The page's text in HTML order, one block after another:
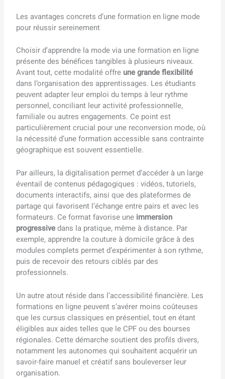
Les avantages concrets d’une formation en ligne mode
pour réussir sereinement
Choisir d’apprendre la mode via une formation en ligne
présente des bénéfices tangibles à plusieurs niveaux.
Avant tout, cette modalité offre une grande flexibilité
dans l’organisation des apprentissages. Les étudiants
peuvent adapter leur emploi du temps à leur rythme
personnel, conciliant leur activité professionnelle,
familiale ou autres engagements. Ce point est
particulièrement crucial pour une reconversion mode, où
la nécessité d’une formation accessible sans contrainte
géographique est souvent essentielle.
Par ailleurs, la digitalisation permet d’accéder à un large
éventail de contenus pédagogiques : vidéos, tutoriels,
documents interactifs, ainsi que des plateformes de
partage qui favorisent l’échange entre pairs et avec les
formateurs. Ce format favorise une immersion
progressivedans la pratique, même à distance. Par
exemple, apprendre la couture à domicile grâce à des
modules complets permet d’expérimenter à son rythme,
puis de recevoir des retours ciblés par des
professionnels.
Un autre atout réside dans l’accessibilité financière. Les
formations en ligne peuvent s’avérer moins coûteuses
que les cursus classiques en présentiel, tout en étant
éligibles aux aides telles que le CPF ou des bourses
régionales. Cette démarche soutient des profils divers,
notamment les autonomes qui souhaitent acquérir un
savoir-faire manuel et créatif sans bouleverser leur
organisation.